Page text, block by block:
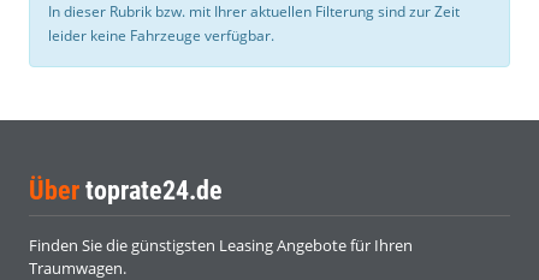
In dieser Rubrik bzw. mit Ihrer aktuellen Filterung sind zur Zeit
leider keine Fahrzeuge verfügbar.
Über toprate24.de
Finden Sie die günstigsten Leasing Angebote für Ihren
Traumwagen.